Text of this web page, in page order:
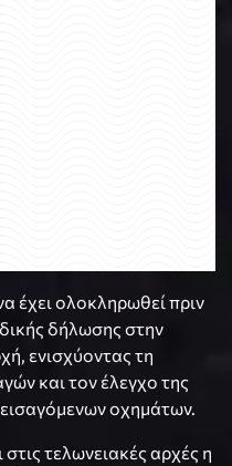
έχει ολοκληρωθεί πριν
δήλωσης στην
ενισχύοντας τη
και τον έλεγχο της
οχημάτων.
τελωνειακές αρχές η